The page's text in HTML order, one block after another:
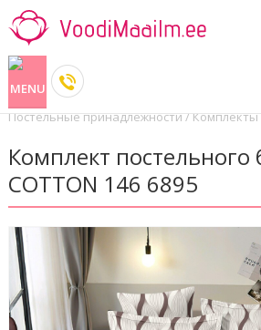
Постельные принадлежности/Комплекты
Комплект постельного
COTTON 146 6895